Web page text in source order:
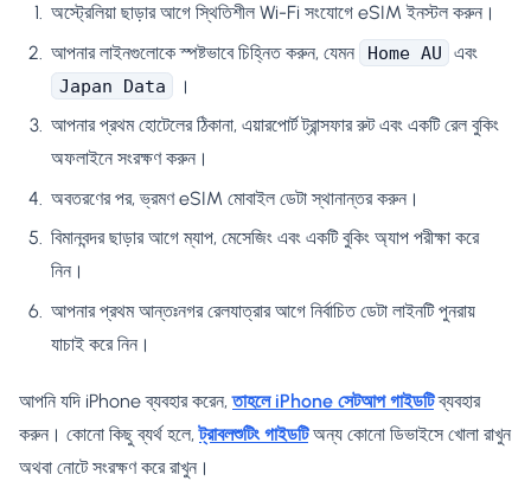
অস্ট্রেলিয়া ছাড়ার আগে স্থিতিশীল Wi-Fi সংযোগে eSIM ইনস্টল করুন।
আপনার লাইনগুলোকে স্পষ্টভাবে চিহ্নিত করুন, যেমন
Home AU এবং
Japan Data
।
আপনার প্রথম হোটেলের ঠিকানা, এয়ারপোর্ট ট্রান্সফার রুট এবং একটি রেল বুকিং
অফলাইনে সংরক্ষণ করুন।
অবতরণের পর, ভ্রমণ eSIM মোবাইল ডেটা স্থানান্তর করুন।
বিমানবন্দর ছাড়ার আগে ম্যাপ, মেসেজিং এবং একটি বুকিং অ্যাপ পরীক্ষা করে
নিন।
আপনার প্রথম আন্তঃনগর রেলযাত্রার আগে নির্বাচিত ডেটা লাইনটি পুনরায়
যাচাই করে নিন।
আপনি যদি iPhone ব্যবহার করেন,তাহলে iPhone সেটআপ গাইডটিব্যবহার
করুন। কোনো কিছু ব্যর্থ হলে,ট্রাবলশুটিং গাইডটিঅন্য কোনো ডিভাইসে খোলা রাখুন
অথবা নোটে সংরক্ষণ করে রাখুন।